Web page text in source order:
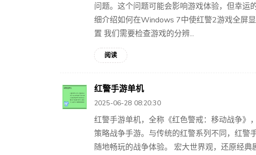
问题。这个问题可能会影响游戏体验，但幸运
细介绍如何在Windows 7中使红警2游戏全屏
置 我们需要检查游戏的分辨...
阅读
红警手游单机
2025-06-28 08:20:30
红警手游单机，全称《红色警戒：移动战争》
策略战争手游。与传统的红警系列不同，红警
随地畅玩的战争体验。 宏大世界观，还原经